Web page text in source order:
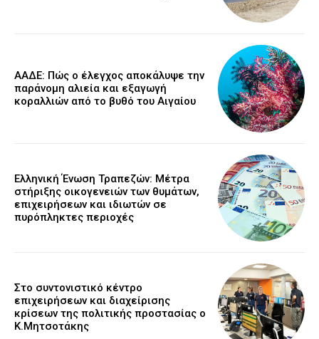
ΑΑΔΕ: Πώς ο έλεγχος αποκάλυψε την
παράνομη αλιεία και εξαγωγή
κοραλλιών από το βυθό του Αιγαίου
Ελληνική Ένωση Τραπεζών: Μέτρα
στήριξης οικογενειών των θυμάτων,
επιχειρήσεων και ιδιωτών σε
πυρόπληκτες περιοχές
Στο συντονιστικό κέντρο
επιχειρήσεων και διαχείρισης
κρίσεων της πολιτικής προστασίας ο
Κ.Μητσοτάκης